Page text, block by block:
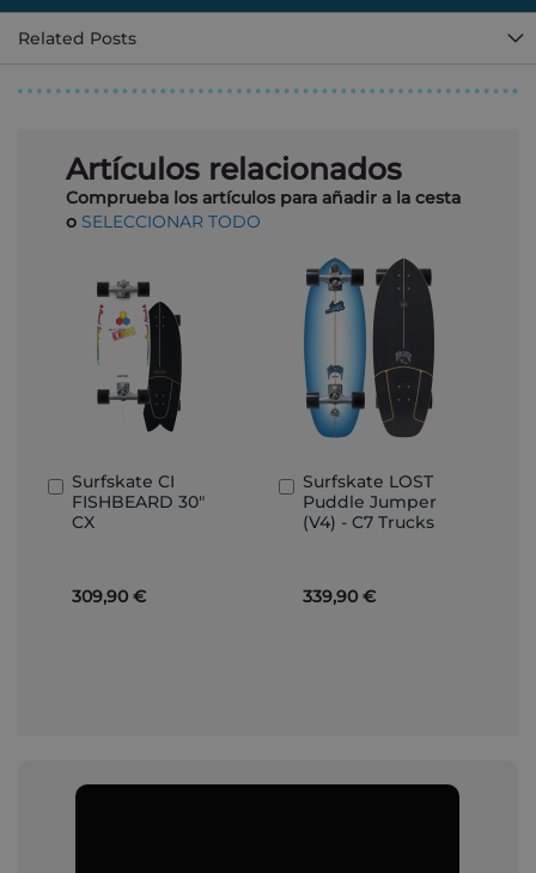
Related Posts
Artículos relacionados
Comprueba los artículos para añadir a la cesta
o SELECCIONAR TODO
Surfskate CI
FISHBEARD 30"
CX
309,90 €
Añadir
al
carrito
Surfskate LOST
Puddle Jumper
(V4) - C7 Trucks
339,90 €
Añadir
al
carrito